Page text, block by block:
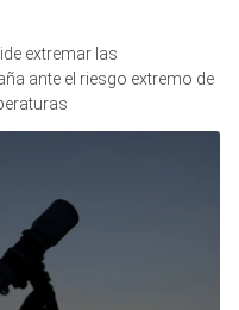
extremar las
ante el riesgo extremo de